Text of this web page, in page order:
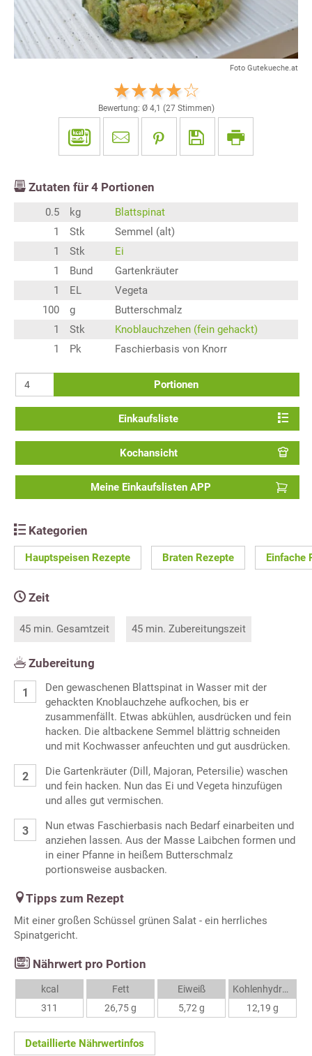
Foto Gutekueche.at
Bewertung: Ø 4,1 (27Stimmen)
Zutaten für 4 Portionen
0.5 kg
Blattspinat
1
Stk
Semmel (alt)
1
Stk
Ei
1
Bund
Gartenkräuter
1
EL
Vegeta
100
g
Butterschmalz
1
Stk
Knoblauchzehen (fein gehackt)
1
Pk Faschierbasis von Knorr
Portionen
Einkaufsliste
Kochansicht
Meine Einkaufslisten APP
Kategorien
Hauptspeisen Rezepte Braten Rezepte Einfache
Zeit
45 min. Gesamtzeit 45 min. Zubereitungszeit
Zubereitung
Den gewaschenen Blattspinat in Wasser mit der
gehackten Knoblauchzehe aufkochen, bis er
zusammenfällt. Etwas abkühlen, ausdrücken und fein
hacken. Die altbackene Semmel blättrig schneiden
und mit Kochwasser anfeuchten und gut ausdrücken.
Die Gartenkräuter (Dill, Majoran, Petersilie) waschen
und fein hacken. Nun das Ei und Vegeta hinzufügen
und alles gut vermischen.
Nun etwas Faschierbasis nach Bedarf einarbeiten und
anziehen lassen. Aus der Masse Laibchen formen und
in einer Pfanne in heißem Butterschmalz
portionsweise ausbacken.
Tipps zum Rezept
Mit einer großen Schüssel grünen Salat - ein herrliches
Spinatgericht.
Nährwert pro Portion
kcal
311
Fett
26,75 g
Eiweiß
5,72 g
Kohlenhydrate
12,19 g
Detaillierte Nährwertinfos